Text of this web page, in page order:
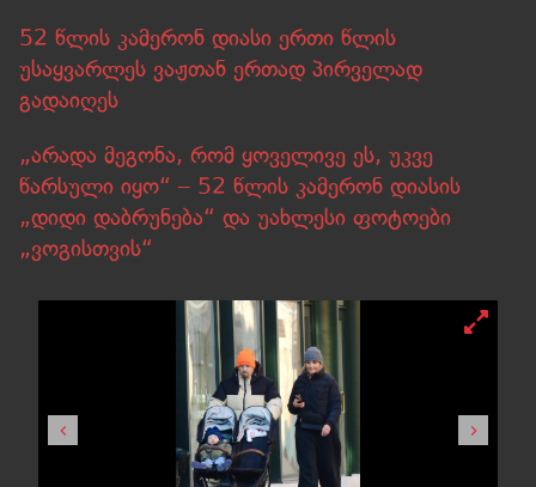
52 წლის კამერონ დიასი ერთი წლის
უსაყვარლეს ვაჟთან ერთად პირველად
გადაიღეს
„არადა მეგონა, რომ ყოველივე ეს, უკვე
წარსული იყო“ – 52 წლის კამერონ დიასის
„დიდი დაბრუნება“ და უახლესი ფოტოები
„ვოგისთვის“